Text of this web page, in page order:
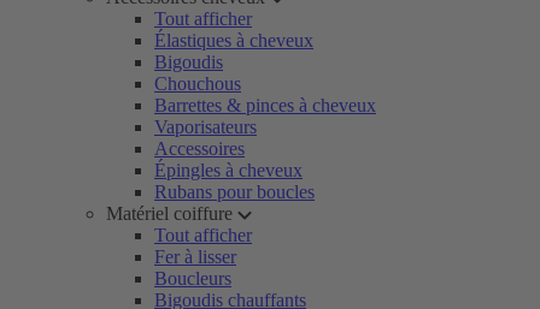
Tout afficher
Élastiques à cheveux
Bigoudis
Chouchous
Barrettes & pinces à cheveux
Vaporisateurs
Accessoires
Épingles à cheveux
Rubans pour boucles
Matériel coiffure
Tout afficher
Fer à lisser
Boucleurs
Bigoudis chauffants